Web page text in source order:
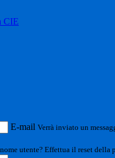
CIE
E-mail Verrà inviato un
utente? Effettua il reset della